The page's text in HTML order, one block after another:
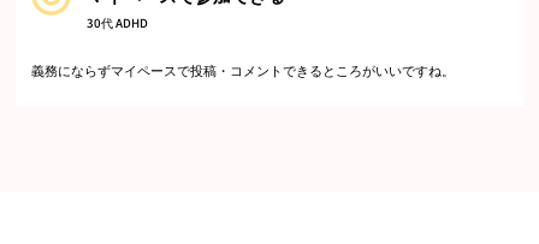
30代 ADHD
義務にならずマイペースで投稿・コメントできるところがいいですね。